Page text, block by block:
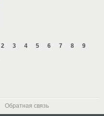
2 3 4 5 6 7 8 9
Обратная связь